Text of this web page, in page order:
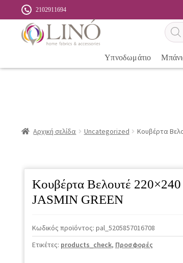
2102911694
Υπνοδωμάτιο
Αρχική σελίδα Uncategorized Κουβέρτα
Κουβέρτα Βελουτέ
JASMIN GREEN
Κωδικός προϊόντος: pal_5205857016708
Ετικέτες: products_check, Προσφορές